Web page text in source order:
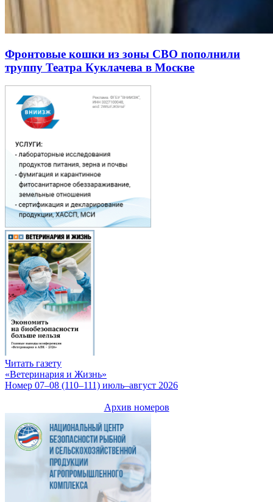
Фронтовые кошки из зоны СВО пополнили
труппу Театра Куклачева в Москве
Читать газету
«Ветеринария и Жизнь»
Номер 07–08 (110–111) июль–август 2026
Архив номеров